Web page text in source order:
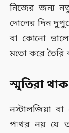
নিজের জন্য
দোলের দিন
বা কোনো
মতো করে তৈরি
স্মৃতিরা
নস্টালজিয়া
পাথর নয় যে